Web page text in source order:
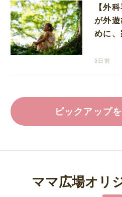
【外
が外
めに
5日前
ピックアップ
ママ広場オリ